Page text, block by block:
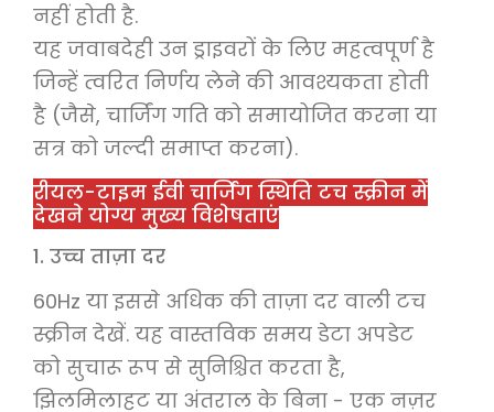
नहीं होती है.
यह जवाबदेही उन ड्राइवरों के लिए महत्वपूर्ण है
जिन्हें त्वरित निर्णय लेने की आवश्यकता होती
है (जैसे, चार्जिंग गति को समायोजित करना या
सत्र को जल्दी समाप्त करना).
रीयल-टाइम ईवी चार्जिंग स्थिति टच स्क्रीन में
देखने योग्य मुख्य विशेषताएं
1. उच्च ताज़ा दर
60Hz या इससे अधिक की ताज़ा दर वाली टच
स्क्रीन देखें. यह वास्तविक समय डेटा अपडेट
को सुचारू रूप से सुनिश्चित करता है,
झिलमिलाहट या अंतराल के बिना - एक नज़र